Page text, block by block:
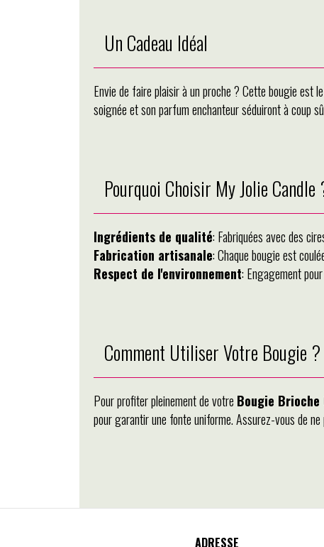
Un Cadeau Idéal
Envie de faire plaisir à un proche ? Cette bougie est
soignée et son parfum enchanteur séduiront à coup
Pourquoi Choisir My Jolie Candle
Ingrédients de qualité: Fabriquées avec des
Fabrication artisanale: Chaque bougie est
Respect de l'environnement: Engagement
Comment Utiliser Votre Bougie ?
Pour profiter pleinement de votre Bougie Brioche
pour garantir une fonte uniforme. Assurez-vous de
ADRESSE